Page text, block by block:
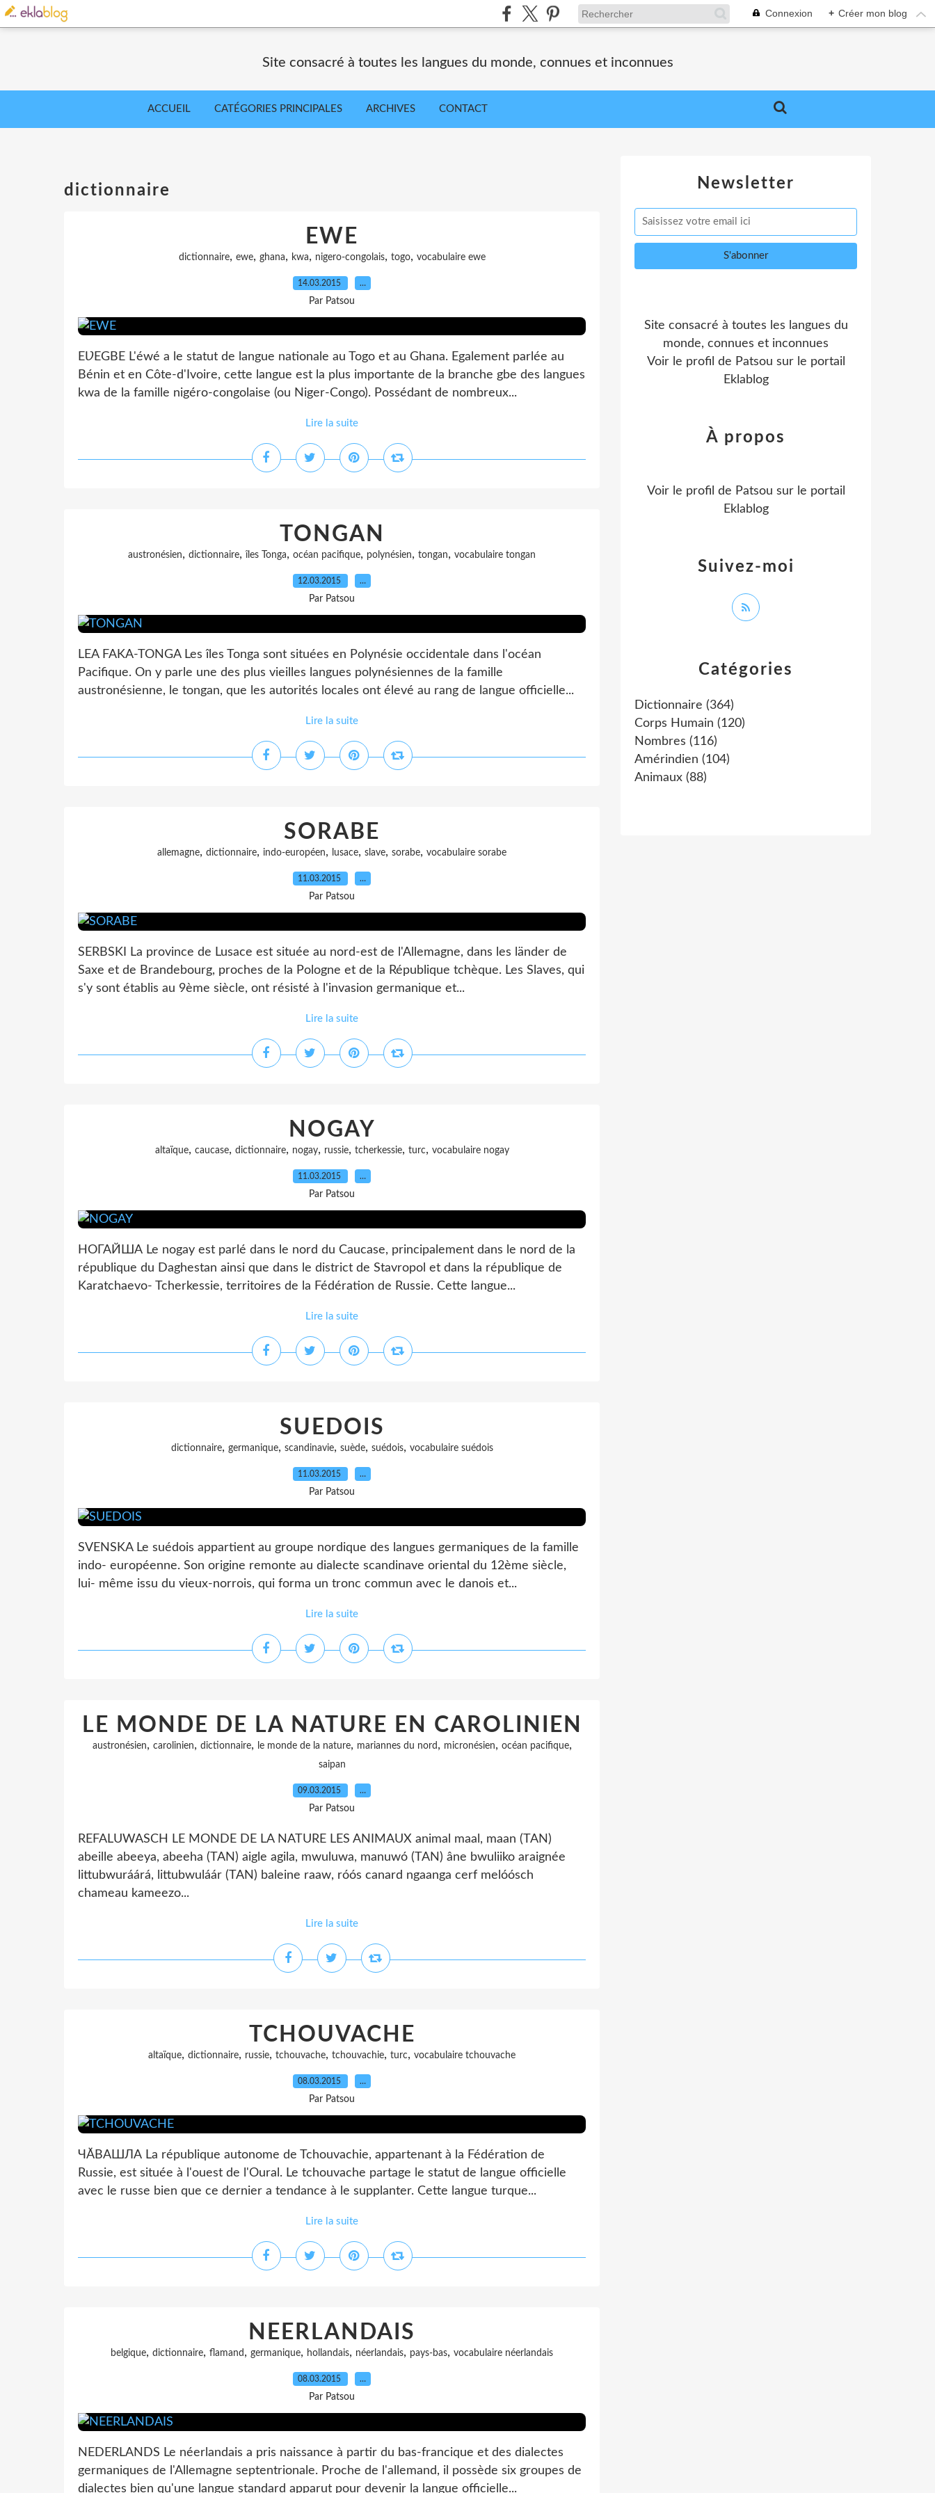
Connexion + Créer mon blog
Site consacré à toutes les langues du monde, connues et inconnues
ACCUEIL CATÉGORIES PRINCIPALES ARCHIVES CONTACT
dictionnaire
EWE
dictionnaire, ewe, ghana, kwa, nigero-congolais, togo, vocabulaire ewe
14.03.2015 …
Par Patsou
EƲEGBE L'éwé a le statut de langue nationale au Togo et au Ghana. Egalement parlée au
Bénin et en Côte-d'Ivoire, cette langue est la plus importante de la branche gbe des langues
kwa de la famille nigéro-congolaise (ou Niger-Congo). Possédant de nombreux...
Lire la suite
TONGAN
austronésien, dictionnaire, îles Tonga, océan pacifique, polynésien, tongan, vocabulaire tongan
12.03.2015 …
Par Patsou
LEA FAKA-TONGA Les îles Tonga sont situées en Polynésie occidentale dans l'océan
Pacifique. On y parle une des plus vieilles langues polynésiennes de la famille
austronésienne, le tongan, que les autorités locales ont élevé au rang de langue officielle...
Lire la suite
SORABE
allemagne, dictionnaire, indo-européen, lusace, slave, sorabe, vocabulaire sorabe
11.03.2015 …
Par Patsou
SERBSKI La province de Lusace est située au nord-est de l'Allemagne, dans les länder de
Saxe et de Brandebourg, proches de la Pologne et de la République tchèque. Les Slaves, qui
s'y sont établis au 9ème siècle, ont résisté à l'invasion germanique et...
Lire la suite
NOGAY
altaïque, caucase, dictionnaire, nogay, russie, tcherkessie, turc, vocabulaire nogay
11.03.2015 …
Par Patsou
НОГАЙША Le nogay est parlé dans le nord du Caucase, principalement dans le nord de la
république du Daghestan ainsi que dans le district de Stavropol et dans la république de
Karatchaevo- Tcherkessie, territoires de la Fédération de Russie. Cette langue...
Lire la suite
SUEDOIS
dictionnaire, germanique, scandinavie, suède, suédois, vocabulaire suédois
11.03.2015 …
Par Patsou
SVENSKA Le suédois appartient au groupe nordique des langues germaniques de la famille
indo- européenne. Son origine remonte au dialecte scandinave oriental du 12ème siècle,
lui- même issu du vieux-norrois, qui forma un tronc commun avec le danois et...
Lire la suite
LE MONDE DE LA NATURE EN CAROLINIEN
austronésien, carolinien, dictionnaire, le monde de la nature, mariannes du nord , micronésien, océan pacifique,
saipan
09.03.2015 …
Par Patsou
REFALUWASCH LE MONDE DE LA NATURE LES ANIMAUX animal maal, maan (TAN)
abeille abeeya, abeeha (TAN) aigle agila, mwuluwa, manuwó (TAN) âne bwuliiko araignée
littubwuráárá, littubwuláár (TAN) baleine raaw, róós canard ngaanga cerf melóósch
chameau kameezo...
Lire la suite
TCHOUVACHE
altaïque, dictionnaire, russie, tchouvache, tchouvachie, turc, vocabulaire tchouvache
08.03.2015 …
Par Patsou
ЧӐВАШЛА La république autonome de Tchouvachie, appartenant à la Fédération de
Russie, est située à l'ouest de l'Oural. Le tchouvache partage le statut de langue officielle
avec le russe bien que ce dernier a tendance à le supplanter. Cette langue turque...
Lire la suite
NEERLANDAIS
belgique, dictionnaire, flamand , germanique, hollandais, néerlandais, pays-bas, vocabulaire néerlandais
08.03.2015 …
Par Patsou
NEDERLANDS Le néerlandais a pris naissance à partir du bas-francique et des dialectes
germaniques de l'Allemagne septentrionale. Proche de l'allemand, il possède six groupes de
dialectes bien qu'une langue standard apparut pour devenir la langue officielle...
Newsletter
Catégories
Dictionnaire (364)
Corps Humain (120)
Nombres (116)
Amérindien (104)
Animaux (88)
Site consacré à toutes les langues du
monde, connues et inconnues
Voir le profil de Patsou sur le portail
Eklablog
Suivez-moi
À propos
Voir le profil de Patsou sur le portail
Eklablog